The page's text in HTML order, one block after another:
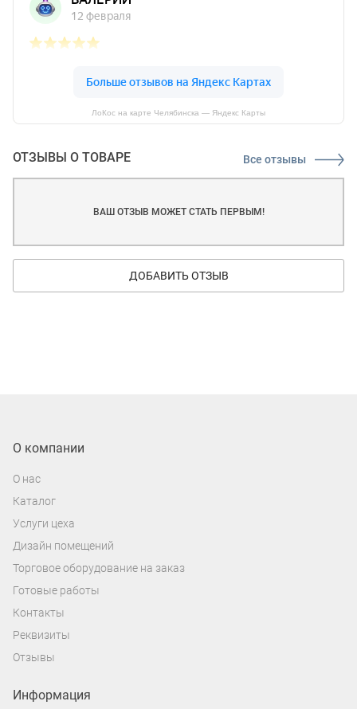
ЛоКос на карте Челябинска — Яндекс Карты
ОТЗЫВЫ О ТОВАРЕ Все отзывы
ВАШ ОТЗЫВ МОЖЕТ СТАТЬ ПЕРВЫМ!
ДОБАВИТЬ ОТЗЫВ
О компании
О нас
Каталог
Услуги цеха
Дизайн помещений
Торговое оборудование на заказ
Готовые работы
Контакты
Реквизиты
Отзывы
Информация